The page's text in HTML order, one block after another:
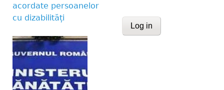
acordate persoanelor
cu dizabilități
CAPTCHA